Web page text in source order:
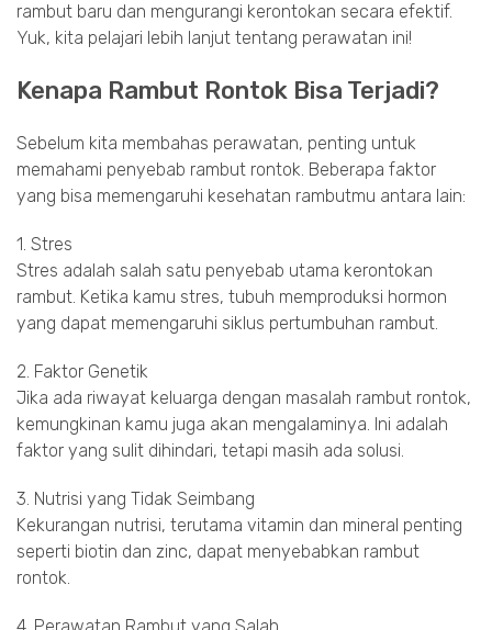
rambut baru dan mengurangi kerontokan secara efektif.
Yuk, kita pelajari lebih lanjut tentang perawatan ini!
Kenapa Rambut Rontok Bisa Terjadi?
Sebelum kita membahas perawatan, penting untuk
memahami penyebab rambut rontok. Beberapa faktor
yang bisa memengaruhi kesehatan rambutmu antara lain:
1. Stres
Stres adalah salah satu penyebab utama kerontokan
rambut. Ketika kamu stres, tubuh memproduksi hormon
yang dapat memengaruhi siklus pertumbuhan rambut.
2. Faktor Genetik
Jika ada riwayat keluarga dengan masalah rambut rontok,
kemungkinan kamu juga akan mengalaminya. Ini adalah
faktor yang sulit dihindari, tetapi masih ada solusi.
3. Nutrisi yang Tidak Seimbang
Kekurangan nutrisi, terutama vitamin dan mineral penting
seperti biotin dan zinc, dapat menyebabkan rambut
rontok.
4. Perawatan Rambut yang Salah